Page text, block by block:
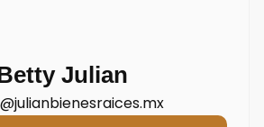
Julian